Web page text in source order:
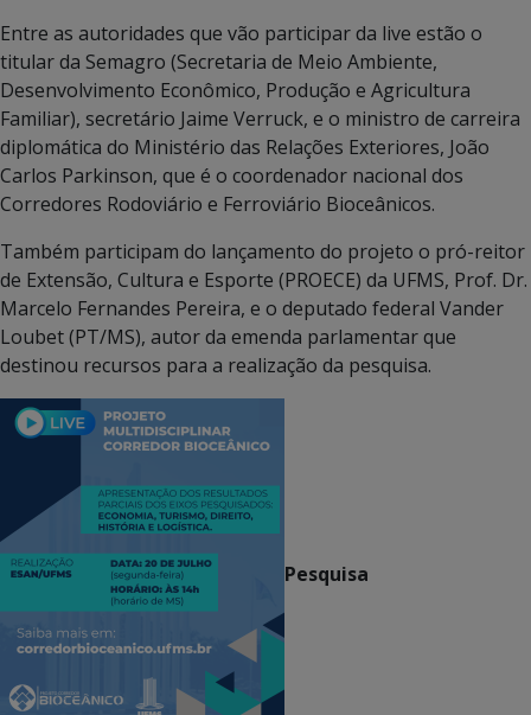
Entre as autoridades que vão participar da live estão o
titular da Semagro (Secretaria de Meio Ambiente,
Desenvolvimento Econômico, Produção e Agricultura
Familiar), secretário Jaime Verruck, e o ministro de carreira
diplomática do Ministério das Relações Exteriores, João
Carlos Parkinson, que é o coordenador nacional dos
Corredores Rodoviário e Ferroviário Bioceânicos.
Também participam do lançamento do projeto o pró-reitor
de Extensão, Cultura e Esporte (PROECE) da UFMS, Prof. Dr.
Marcelo Fernandes Pereira, e o deputado federal Vander
Loubet (PT/MS), autor da emenda parlamentar que
destinou recursos para a realização da pesquisa.
Pesquisa